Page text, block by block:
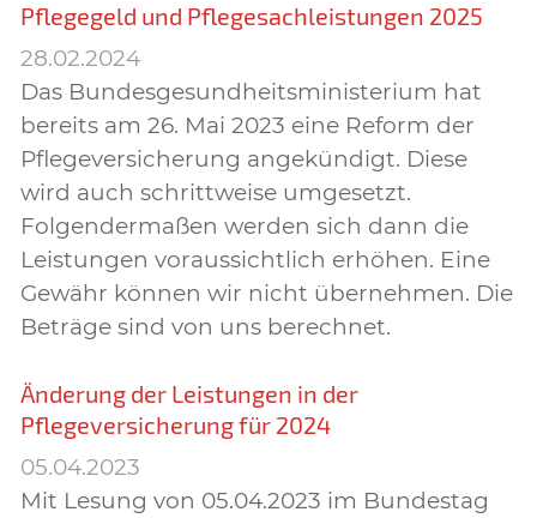
Pflegegeld und Pflegesachleistungen 2025
28.02.2024
Das Bundesgesundheitsministerium hat
bereits am 26. Mai 2023 eine Reform der
Pflegeversicherung angekündigt. Diese
wird auch schrittweise umgesetzt.
Folgendermaßen werden sich dann die
Leistungen voraussichtlich erhöhen. Eine
Gewähr können wir nicht übernehmen. Die
Beträge sind von uns berechnet.
Änderung der Leistungen in der
Pflegeversicherung für 2024
05.04.2023
Mit Lesung von 05.04.2023 im Bundestag